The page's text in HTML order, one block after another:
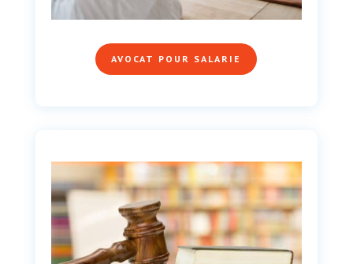
AVOCAT POUR SALARIE